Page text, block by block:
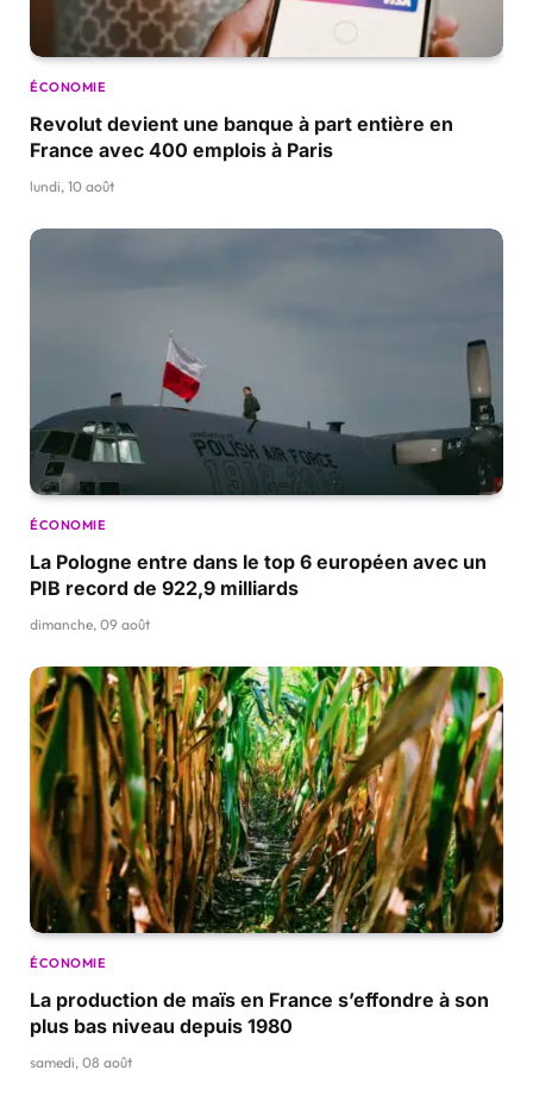
ÉCONOMIE
Revolut devient une banque à part entière en
France avec 400 emplois à Paris
lundi, 10 août
ÉCONOMIE
La Pologne entre dans le top 6 européen avec un
PIB record de 922,9 milliards
dimanche, 09 août
ÉCONOMIE
La production de maïs en France s’effondre à son
plus bas niveau depuis 1980
samedi, 08 août